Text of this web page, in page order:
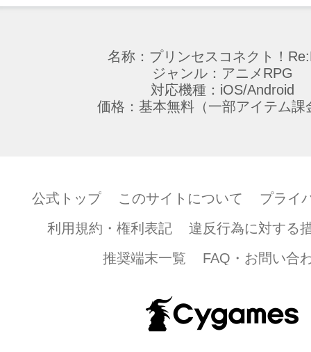
名称：プリンセスコネクト！
ジャンル：アニメRPG
対応機種：iOS/Android
価格：基本無料（一部アイテム課
公式トップ このサイトについて
プライ
利用規約・権利表記
違反行為に対する
推奨端末一覧
FAQ・お問い合